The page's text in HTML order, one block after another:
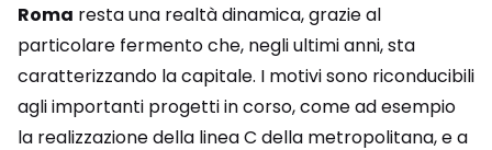
Roma resta una realtà dinamica, grazie al
particolare fermento che, negli ultimi anni, sta
caratterizzando la capitale. I motivi sono riconducibili
agli importanti progetti in corso, come ad esempio
la realizzazione della linea C della metropolitana, e a